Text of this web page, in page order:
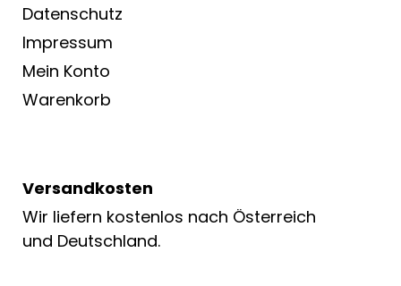
Datenschutz
Impressum
Mein Konto
Warenkorb
Versandkosten
Wir liefern kostenlos nach Österreich
und Deutschland.